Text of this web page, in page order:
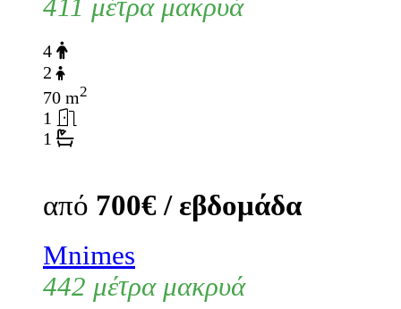
411 μέτρα μακρυά
4
2
70 m2
1
1
από 700€ / εβδομάδα
Mnimes
442 μέτρα μακρυά